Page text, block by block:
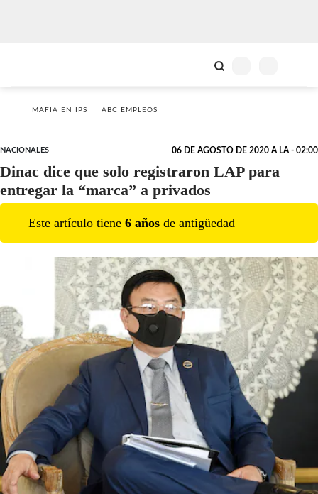
MAFIA EN IPS ABC EMPLEOS
NACIONALES 06 DE AGOSTO DE 2020 A LA - 02:00
Dinac dice que solo registraron LAP para
entregar la “marca” a privados
Este artículo tiene 6 años de antigüedad